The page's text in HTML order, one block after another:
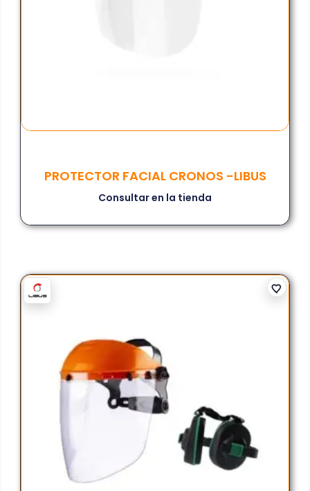
PROTECTOR FACIAL CRONOS -LIBUS
Consultar en la tienda